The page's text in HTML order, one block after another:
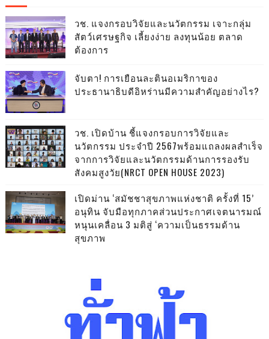
วช. แจงกรอบวิจัยและนวัตกรรม เจาะกลุ่ม
สัตว์เศรษฐกิจ เลี้ยงง่าย ลงทุนน้อย ตลาด
ต้องการ
จับตา! การเยือนละตินอเมริกาของ
ประธานาธิบดีอิหร่านมีความสำคัญอย่างไร?
วช. เปิดบ้าน ชี้แจงกรอบการวิจัยและ
นวัตกรรม ประจำปี 2567พร้อมแถลงผลสำเร็จ
จากการวิจัยและนวัตกรรมด้านการรองรับ
สังคมสูงวัย(NRCT OPEN HOUSE 2023)
เปิดม่าน ‘สมัชชาสุขภาพแห่งชาติ ครั้งที่ 15’
อนุทิน จับมือทุกภาคส่วนประกาศเจตนารมณ์
หนุนเคลื่อน 3 มติสู่ ‘ความเป็นธรรมด้าน
สุขภาพ